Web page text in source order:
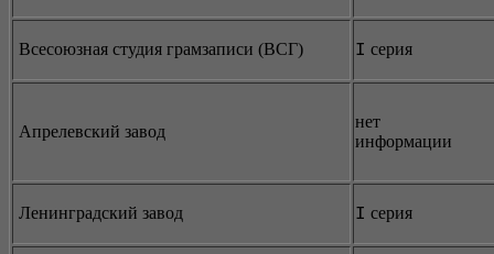
Всесоюзная студия грамзаписи (ВСГ) I серия
Апрелевский завод
нет
информации
Ленинградский завод I серия